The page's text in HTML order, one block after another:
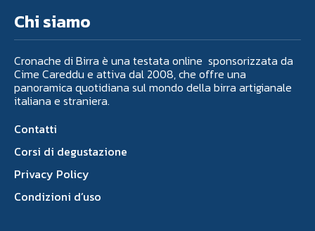
Chi siamo
Cronache di Birra è una testata online sponsorizzata da
Cime Careddu e attiva dal 2008, che offre una
panoramica quotidiana sul mondo della birra artigianale
italiana e straniera.
Contatti
Corsi di degustazione
Privacy Policy
Condizioni d’uso